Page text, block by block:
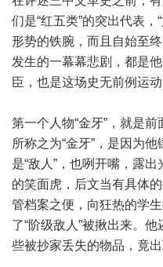
们是“红五类”的突出代表，
形势的铁腕，而且自始至
发生的一幕幕悲剧，都是
臣，也是这场史无前例运动
第一个人物“金牙”，就是
所称之为“金牙”，是因为
是“敌人”，也咧开嘴，露
的笑面虎，后文当有具体
管档案之便，向狂热的学
了“阶级敌人”被揪出来。
些被抄家丢失的物品，竟出